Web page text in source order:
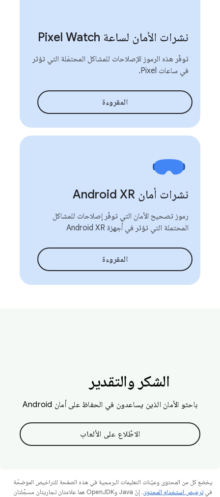
نشرات الأمان لساعة Pixel Watch
توفّر هذه الرموز الإصلاحات للمشاكل المحتمَلة التي تؤثر
في ساعات Pixel.
المقروءة
نشرات أمان Android XR
رموز تصحيح الأمان التي توفّر إصلاحات للمشاكل
المحتملة التي تؤثر في أجهزة Android XR
المقروءة
الشكر والتقدير
باحثو الأمان الذين يساعدون في الحفاظ على أمان Android
الاطّلاع على الألعاب
يخضع كل من المحتوى وعيّنات التعليمات البرمجية في هذه الصفحة للتراخيص الموضحّة
فيترخيص استخدام المحتوى
. إنّ Java وOpenJDK هما علامتان تجاريتان مسجَّلتان